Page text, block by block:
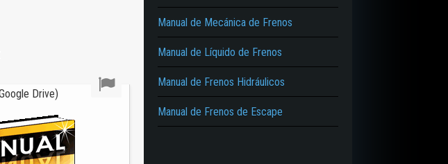
Drive)
Manual de Mecánica de Frenos
Manual de Líquido de Frenos
Manual de Frenos Hidráulicos
Manual de Frenos de Escape